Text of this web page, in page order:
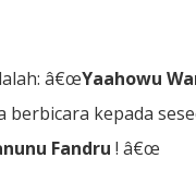
â€œYaahowu
berbicara kepada
Fandru ! â€œ